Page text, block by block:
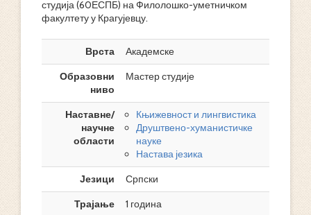
студија (60ЕСПБ) на Филолошко-уметничком
факултету у Крагујевцу.
Врста
Академске
Образовни
ниво
Мастер студије
Наставне/
научне
области
Књижевност и лингвистика
Друштвено-хуманистичке
науке
Настава језика
Језици
Српски
Трајање
1 година